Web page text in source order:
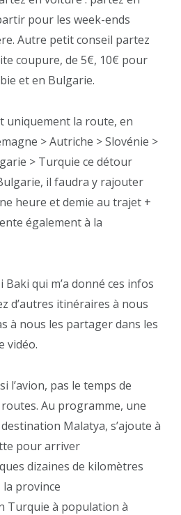
pour les week-ends
Autre petit conseil partez
coupure, de 5€, 10€ pour
et en Bulgarie.
uniquement la route, en
> Autriche > Slovénie >
> Turquie ce détour
il faudra y rajouter
heure et demie au trajet +
également à la
Baki qui m’a donné ces infos
d’autres itinéraires à nous
à nous les partager dans les
vidéo.
l’avion, pas le temps de
Au programme, une
Malatya, s’ajoute à
pour arriver
dizaines de kilomètres
la province
Turquie à population à